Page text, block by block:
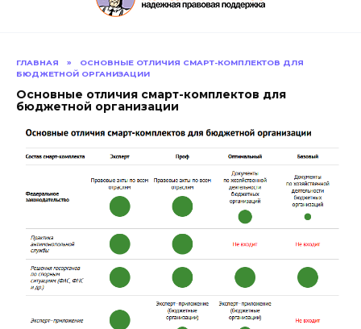
ГЛАВНАЯ »
ОСНОВНЫЕ ОТЛИЧИЯ СМАРТ-КОМПЛЕКТОВ ДЛЯ
БЮДЖЕТНОЙ ОРГАНИЗАЦИИ
Основные отличия смарт-комплектов для
бюджетной организации